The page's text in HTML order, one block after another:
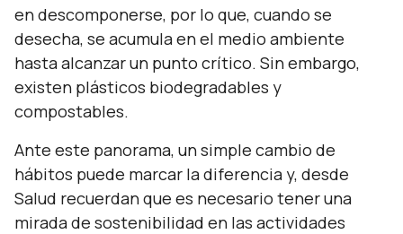
en descomponerse, por lo que, cuando se
desecha, se acumula en el medio ambiente
hasta alcanzar un punto crítico. Sin embargo,
existen plásticos biodegradables y
compostables.
Ante este panorama, un simple cambio de
hábitos puede marcar la diferencia y, desde
Salud recuerdan que es necesario tener una
mirada de sostenibilidad en las actividades